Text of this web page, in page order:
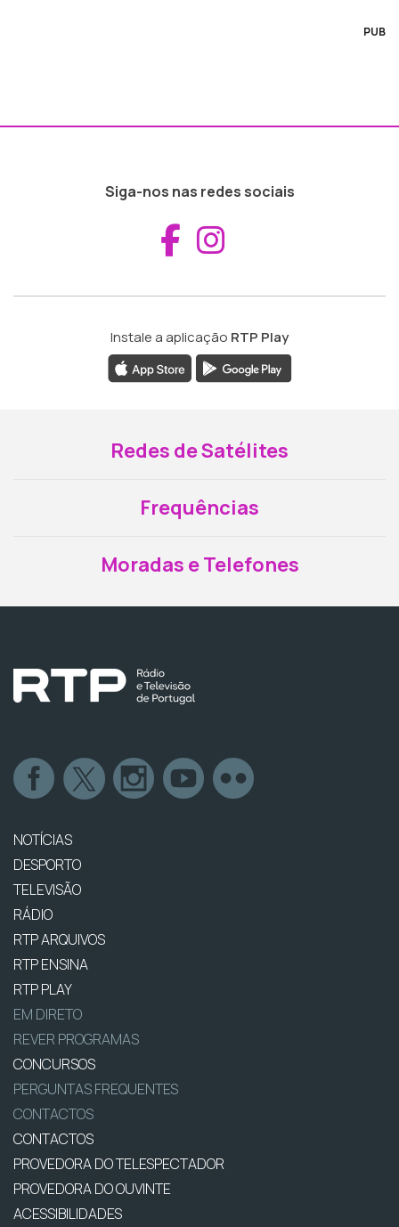
PUB
Siga-nos nas redes sociais
Aceder ao
Instale a aplicação RTP Play
Redes de Satélites
Frequências
Moradas e Telefones
NOTÍCIAS
DESPORTO
TELEVISÃO
RÁDIO
RTP ARQUIVOS
RTP ENSINA
RTP PLAY
EM DIRETO
REVER PROGRAMAS
CONCURSOS
PERGUNTAS FREQUENTES
CONTACTOS
CONTACTOS
PROVEDORA DO TELESPECTADOR
PROVEDORA DO OUVINTE
ACESSIBILIDADES